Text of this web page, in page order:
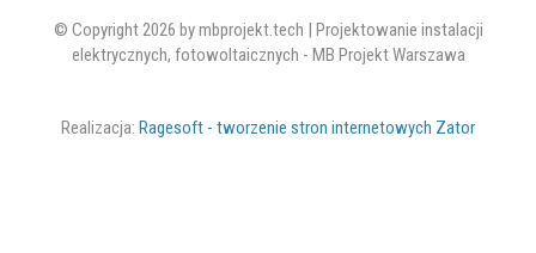
© Copyright 2026 by mbprojekt.tech | Projektowanie instalacji
elektrycznych, fotowoltaicznych - MB Projekt Warszawa
Realizacja: Ragesoft - tworzenie stron internetowych Zator